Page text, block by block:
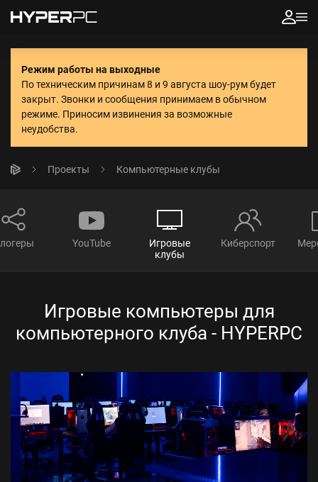
Режим работы на выходные
По техническим причинам 8 и 9 августа шоу-рум будет
закрыт. Звонки и сообщения принимаем в обычном
режиме. Приносим извинения за возможные
неудобства.
Проекты Компьютерные клубы
YouTube
Игровые
клубы
Киберспорт
Игровые компьютеры для
компьютерного клуба - HYPERPC